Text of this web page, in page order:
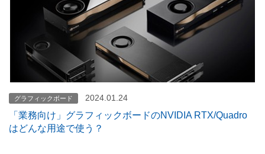
グラフィックボード 2024.01.24
「業務向け」グラフィックボードのNVIDIA RTX/Quadro
はどんな用途で使う？